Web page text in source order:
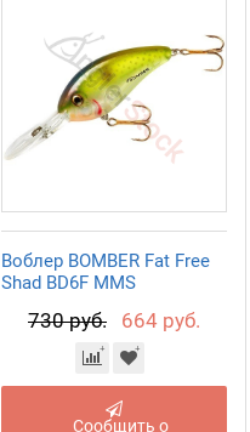
Воблер BOMBER Fat Free
Shad BD6F MMS
730 руб. 664 руб.
Сообщить о